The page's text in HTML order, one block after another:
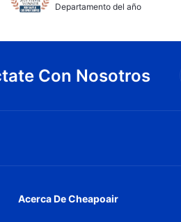
Departamento del año
Con Nosotros
Acerca De Cheapoair